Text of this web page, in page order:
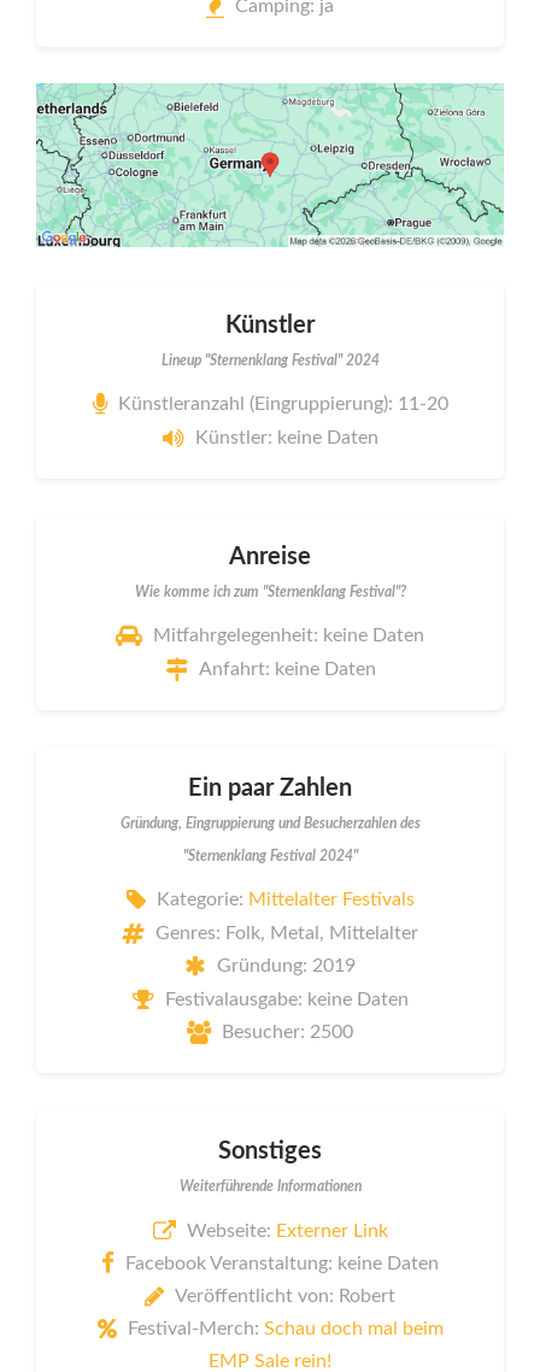
Camping: ja
Künstler
Lineup "Sternenklang Festival" 2024
Künstleranzahl (Eingruppierung): 11-20
Künstler: keine Daten
Anreise
Wie komme ich zum "Sternenklang Festival"?
Mitfahrgelegenheit: keine Daten
Anfahrt: keine Daten
Ein paar Zahlen
Gründung, Eingruppierung und Besucherzahlen des
"Sternenklang Festival 2024"
Kategorie: Mittelalter Festivals
Genres: Folk, Metal, Mittelalter
Gründung: 2019
Festivalausgabe: keine Daten
Besucher: 2500
Sonstiges
Weiterführende Informationen
Webseite: Externer Link
Facebook Veranstaltung: keine Daten
Veröffentlicht von: Robert
Festival-Merch: Schau doch mal beim
EMP Sale rein!